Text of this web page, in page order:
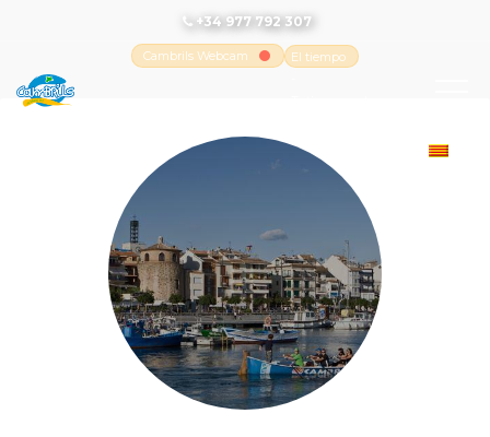
+34 977 792 307
Cambrils Webcam
El tiempo